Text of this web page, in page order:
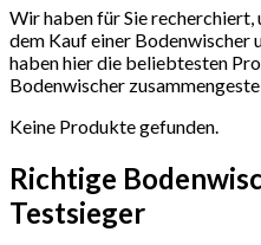
Wir haben für Sie recherchiert,
dem Kauf einer Bodenwischer
haben hier die beliebtesten
Bodenwischer
Keine Produkte gefunden.
Richtige
Testsieger